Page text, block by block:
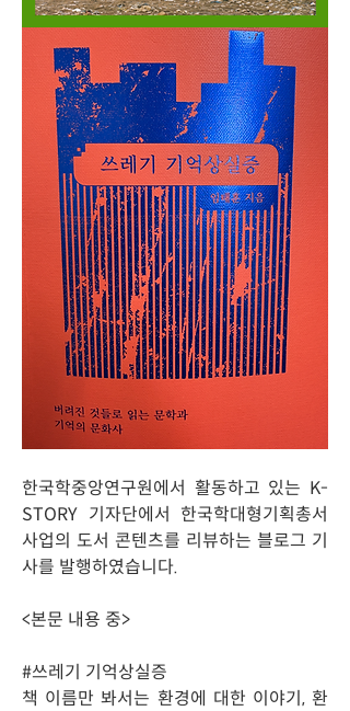
한국학중앙연구원에서 활동하고 있는 K-
STORY 기자단에서 한국학대형기획총서
사업의 도서 콘텐츠를 리뷰하는 블로그 기
사를 발행하였습니다.
<본문 내용 중>
#쓰레기 기억상실증
책 이름만 봐서는 환경에 대한 이야기, 환